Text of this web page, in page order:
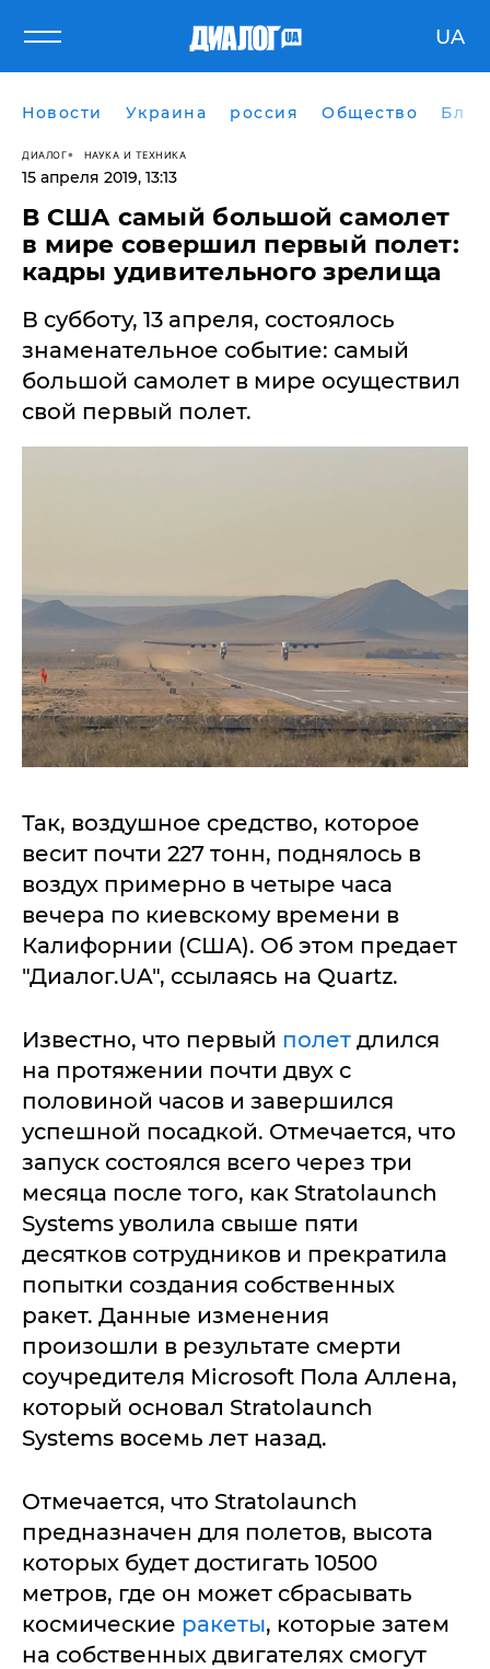
UA
Новости Украина россия Общество
ДИАЛОГ НАУКА И ТЕХНИКА
15 апреля 2019, 13:13
В США самый большой самолет
в мире совершил первый полет:
кадры удивительного зрелища
​В субботу, 13 апреля, состоялось
знаменательное событие: самый
большой самолет в мире осуществил
свой первый полет.
Так, воздушное средство, которое
весит почти 227 тонн, поднялось в
воздух примерно в четыре часа
вечера по киевскому времени в
Калифорнии (США). Об этом предает
"Диалог.UA", ссылаясь на Quartz.
Известно, что первый полет длился
на протяжении почти двух с
половиной часов и завершился
успешной посадкой. Отмечается, что
запуск состоялся всего через три
месяца после того, как Stratolaunch
Systems уволила свыше пяти
десятков сотрудников и прекратила
попытки создания собственных
ракет. Данные изменения
произошли в результате смерти
соучредителя Microsoft Пола Аллена,
который основал Stratolaunch
Systems восемь лет назад.
Отмечается, что Stratolaunch
предназначен для полетов, высота
которых будет достигать 10500
метров, где он может сбрасывать
космические ракеты, которые затем
на собственных двигателях смогут